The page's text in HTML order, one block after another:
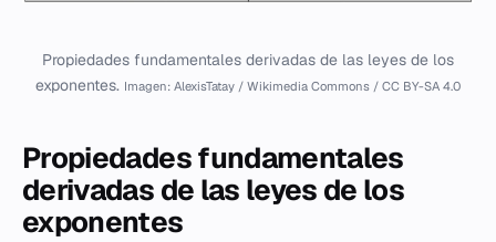
Propiedades fundamentales derivadas de las leyes de los
exponentes. Imagen: AlexisTatay / Wikimedia Commons / CC BY-SA 4.0
Propiedades fundamentales
derivadas de las leyes de los
exponentes